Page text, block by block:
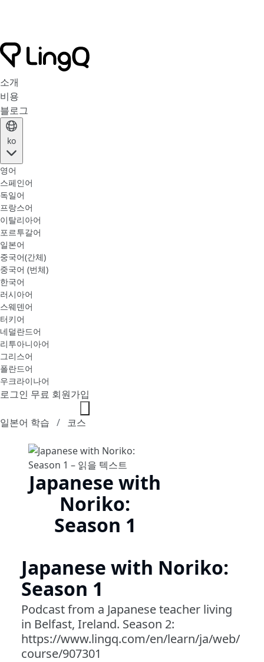
소개
비용
블로그
ko
영어
스페인어
독일어
프랑스어
이탈리아어
포르투갈어
일본어
중국어(간체)
중국어 (번체)
한국어
러시아어
스웨덴어
터키어
네덜란드어
리투아니아어
그리스어
폴란드어
우크라이나어
로그인 무료 회원가입
일본어 학습 코스
Japanese with
Noriko:
Season 1
Japanese with Noriko:
Season 1
Podcast from a Japanese teacher living
in Belfast, Ireland. Season 2:
https://www.lingq.com/en/learn/ja/web/
course/907301